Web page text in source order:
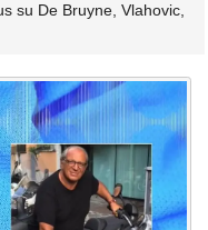
su De Bruyne, Vlahovic,